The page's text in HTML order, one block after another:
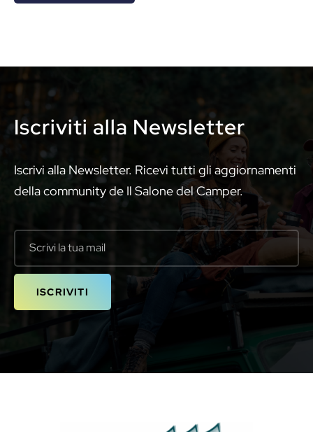
Iscriviti alla Newsletter
Iscrivi alla Newsletter. Ricevi tutti gli aggiornamenti
della community de Il Salone del Camper.
Your email